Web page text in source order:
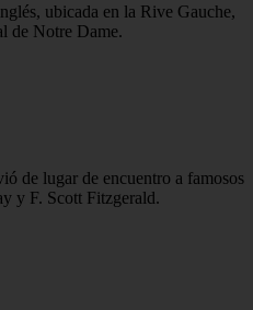
ubicada en la Rive Gauche,
de Notre Dame.
de lugar de encuentro a famosos
y F. Scott Fitzgerald.